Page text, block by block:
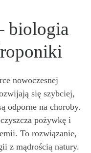
biologia
nowoczesnej
się szybciej,
odporne na choroby.
pożywkę i
To rozwiązanie,
z mądrością natury.